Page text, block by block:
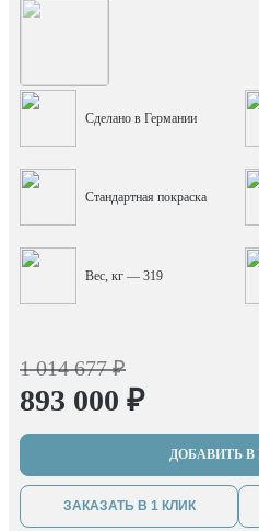
Сделано в Германии
Стандартная покраска
Вес, кг — 319
1 014 677 ₽
893 000 ₽
ДОБАВИТЬ В
ЗАКАЗАТЬ В 1 КЛИК